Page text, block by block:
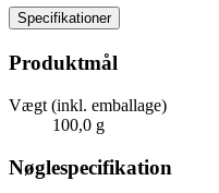
Specifikationer
Produktmål
Vægt (inkl. emballage)
100,0 g
Nøglespecifikation